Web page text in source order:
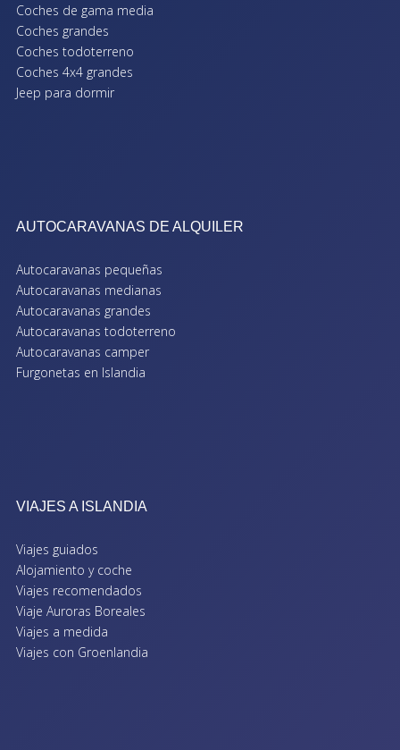
Coches de gama media
Coches grandes
Coches todoterreno
Coches 4x4 grandes
Jeep para dormir
AUTOCARAVANAS DE ALQUILER
Autocaravanas pequeñas
Autocaravanas medianas
Autocaravanas grandes
Autocaravanas todoterreno
Autocaravanas camper
Furgonetas en Islandia
VIAJES A ISLANDIA
Viajes guiados
Alojamiento y coche
Viajes recomendados
Viaje Auroras Boreales
Viajes a medida
Viajes con Groenlandia